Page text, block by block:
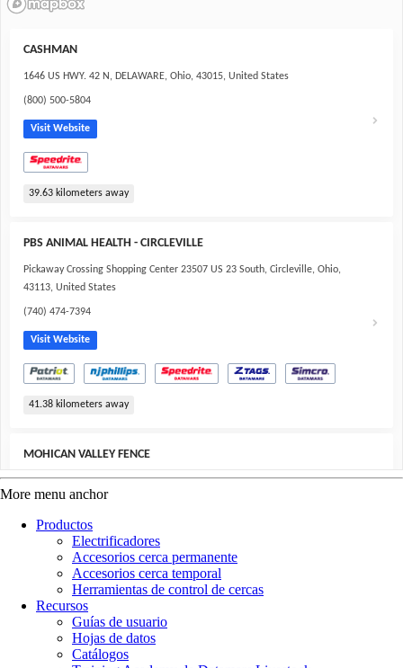
CASHMAN
1646 US HWY. 42 N, DELAWARE, Ohio, 43015, United States
(800) 500-5804
Visit Website
39.63 kilometers away
PBS ANIMAL HEALTH - CIRCLEVILLE
Pickaway Crossing Shopping Center 23507 US 23 South, Circleville, Ohio,
43113, United States
(740) 474-7394
Visit Website
41.38 kilometers away
MOHICAN VALLEY FENCE
19241 BUTLER RD., BUTLER, Ohio, 44822, United States
kilometers away
PBS Animal Health – Wilmington
2721 Progress Way, Wilmington, Ohio, 45177, United States
More menu anchor
Productos
Electrificadores
Accesorios cerca permanente
Accesorios cerca temporal
Herramientas de control de cercas
Recursos
Guías de usuario
Hojas de datos
Catálogos